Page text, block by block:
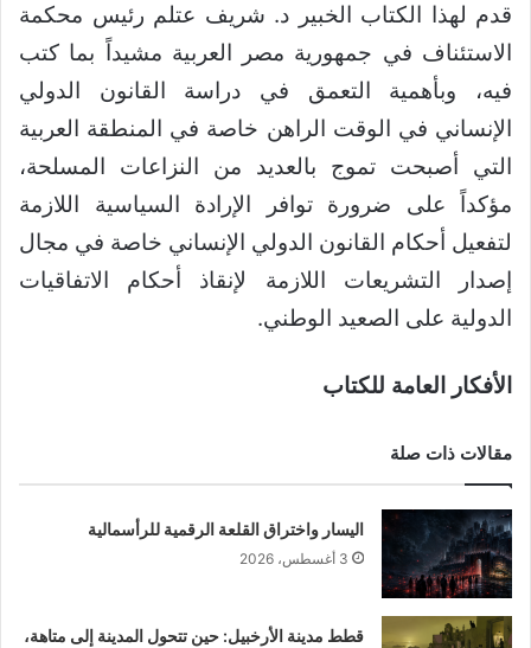
قدم لهذا الكتاب الخبير د. شريف عتلم رئيس محكمة
الاستئناف في جمهورية مصر العربية مشيداً بما كتب
فيه، وبأهمية التعمق في دراسة القانون الدولي
الإنساني في الوقت الراهن خاصة في المنطقة العربية
التي أصبحت تموج بالعديد من النزاعات المسلحة،
مؤكداً على ضرورة توافر الإرادة السياسية اللازمة
لتفعيل أحكام القانون الدولي الإنساني خاصة في مجال
إصدار التشريعات اللازمة لإنقاذ أحكام الاتفاقيات
الدولية على الصعيد الوطني.
الأفكار العامة للكتاب
مقالات ذات صلة
اليسار واختراق القلعة الرقمية للرأسمالية
3 أغسطس، 2026
قطط مدينة الأرخبيل: حين تتحول المدينة إلى متاهة،